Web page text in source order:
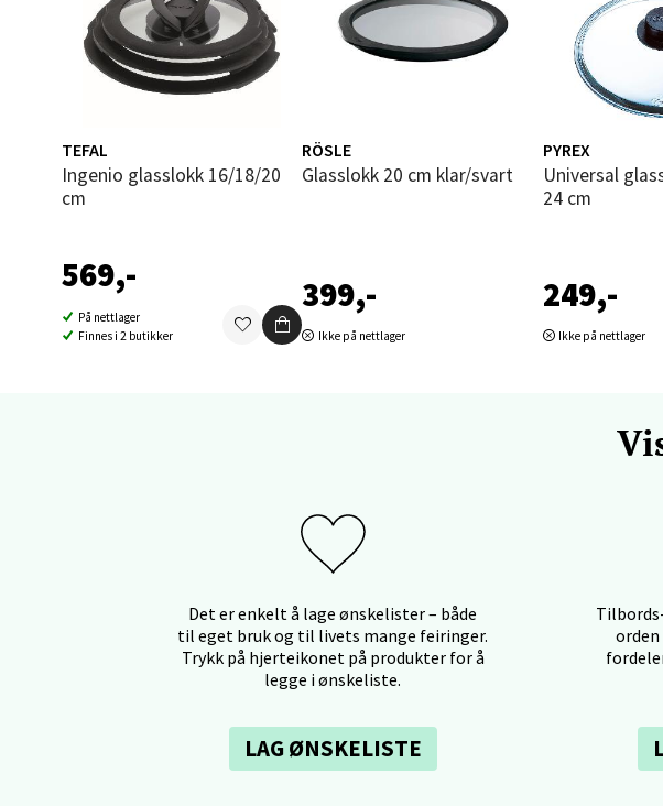
TEFAL
Ingenio glasslokk 16/18/20
cm
569,-
På nettlager
Finnes i 2 butikker
RÖSLE
Glasslokk 20 cm klar/svart
399,-
Ikke på nettlager
PYREX
Universal glasslokk m/knott
24 cm
249,-
Ikke på nettlager
Det er enkelt å lage ønskelister – både
til eget bruk og til livets mange feiringer.
Trykk på hjerteikonet på produkter for å
legge i ønskeliste.
LAG ØNSKELISTE
0 i butikk
Bergen - Oasen
Folke Bernadottes vei 52,
Åpent i dag 10-18
Oppdal -
Aunasenteret, Sunndalsvegen
0 i butikk
Brodtkorbsgate 7, 1338